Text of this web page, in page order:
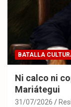
BATALLA
Ni calco ni
Mariátegui
31/07/2026